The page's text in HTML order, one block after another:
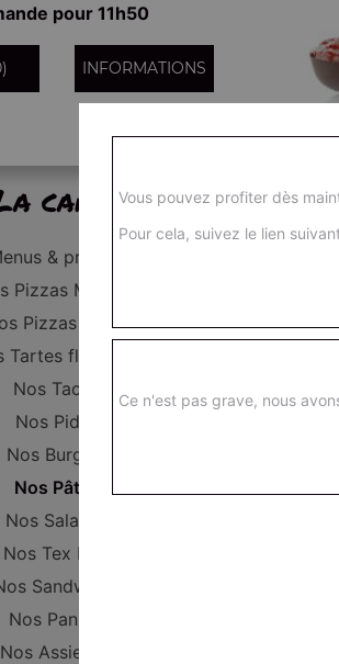
pour 11h50
INFORMATIONS
carte
& promos
Pizzas Médium
Pizzas Large
Tartes flambées
Nos Tacos
Nos Pides
Nos Burgers
Nos Pâtes
Nos Salades
Nos Tex Mex
Sandwichs
Nos Paninis
Nos Assiettes
Vous pouvez profiter dès
Pour cela, suivez le lien
Ce n'est pas grave, nous